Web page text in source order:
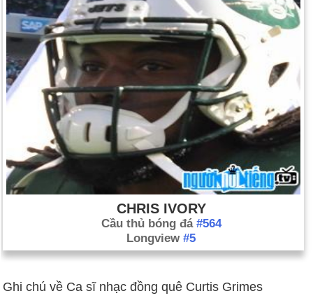
CHRIS IVORY
Cầu thủ bóng đá #564
Longview #5
Ghi chú về Ca sĩ nhạc đồng quê Curtis Grimes